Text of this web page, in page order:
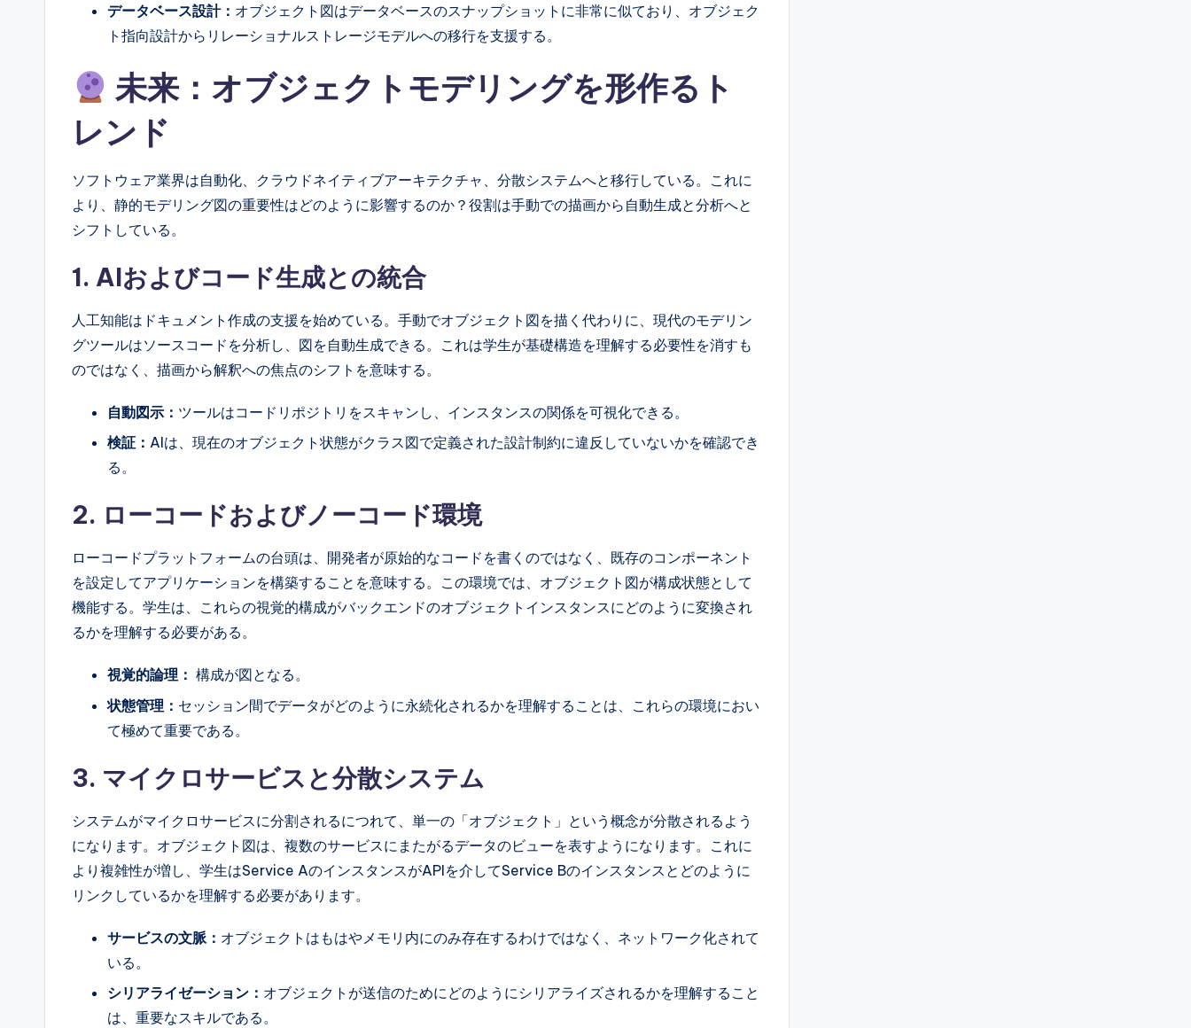
データベース設計： オブジェクト図はデータベースのスナップショットに非常に似ており、オブジェク
ト指向設計からリレーショナルストレージモデルへの移行を支援する。
未来：オブジェクトモデリングを形作るト
レンド
ソフトウェア業界は自動化、クラウドネイティブアーキテクチャ、分散システムへと移行している。これに
より、静的モデリング図の重要性はどのように影響するのか？役割は手動での描画から自動生成と分析へと
シフトしている。
1. AIおよびコード生成との統合
人工知能はドキュメント作成の支援を始めている。手動でオブジェクト図を描く代わりに、現代のモデリン
グツールはソースコードを分析し、図を自動生成できる。これは学生が基礎構造を理解する必要性を消すも
のではなく、描画から解釈への焦点のシフトを意味する。
自動図示： ツールはコードリポジトリをスキャンし、インスタンスの関係を可視化できる。
検証： AIは、現在のオブジェクト状態がクラス図で定義された設計制約に違反していないかを確認でき
る。
2. ローコードおよびノーコード環境
ローコードプラットフォームの台頭は、開発者が原始的なコードを書くのではなく、既存のコンポーネント
を設定してアプリケーションを構築することを意味する。この環境では、オブジェクト図が構成状態として
機能する。学生は、これらの視覚的構成がバックエンドのオブジェクトインスタンスにどのように変換され
るかを理解する必要がある。
視覚的論理： 構成が図となる。
状態管理： セッション間でデータがどのように永続化されるかを理解することは、これらの環境におい
て極めて重要である。
3. マイクロサービスと分散システム
システムがマイクロサービスに分割されるにつれて、単一の「オブジェクト」という概念が分散されるよう
になります。オブジェクト図は、複数のサービスにまたがるデータのビューを表すようになります。これに
より複雑性が増し、学生はService AのインスタンスがAPIを介してService Bのインスタンスとどのように
リンクしているかを理解する必要があります。
サービスの文脈： オブジェクトはもはやメモリ内にのみ存在するわけではなく、ネットワーク化されて
いる。
シリアライゼーション： オブジェクトが送信のためにどのようにシリアライズされるかを理解すること
は、重要なスキルである。